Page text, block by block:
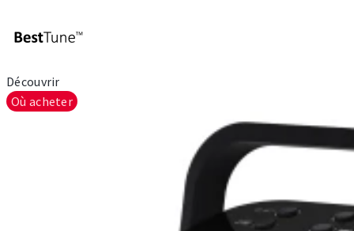
Découvrir
Où acheter